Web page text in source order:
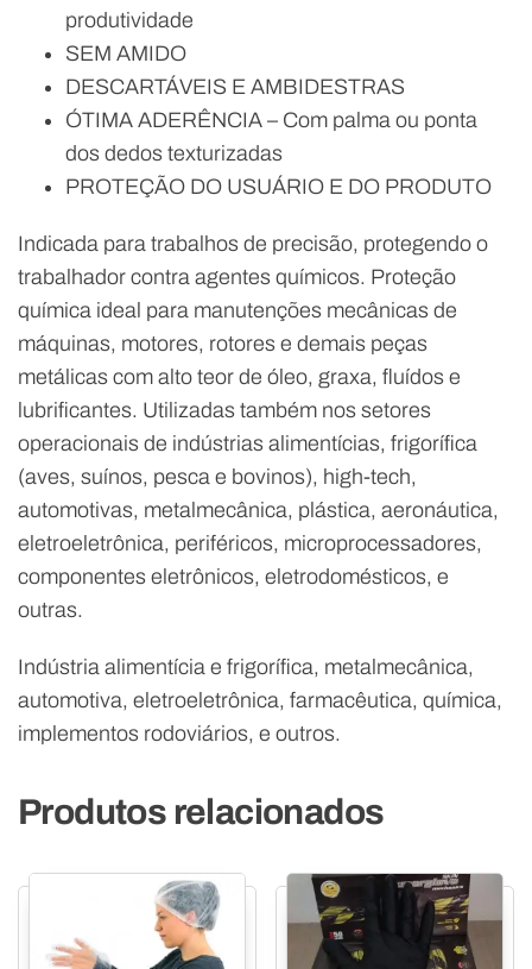
produtividade
SEM AMIDO
DESCARTÁVEIS E AMBIDESTRAS
ÓTIMA ADERÊNCIA – Com palma ou ponta
dos dedos texturizadas
PROTEÇÃO DO USUÁRIO E DO PRODUTO
Indicada para trabalhos de precisão, protegendo o
trabalhador contra agentes químicos. Proteção
química ideal para manutenções mecânicas de
máquinas, motores, rotores e demais peças
metálicas com alto teor de óleo, graxa, fluídos e
lubrificantes. Utilizadas também nos setores
operacionais de indústrias alimentícias, frigorífica
(aves, suínos, pesca e bovinos), high-tech,
automotivas, metalmecânica, plástica, aeronáutica,
eletroeletrônica, periféricos, microprocessadores,
componentes eletrônicos, eletrodomésticos, e
outras.
Indústria alimentícia e frigorífica, metalmecânica,
automotiva, eletroeletrônica, farmacêutica, química,
implementos rodoviários, e outros.
Produtos relacionados